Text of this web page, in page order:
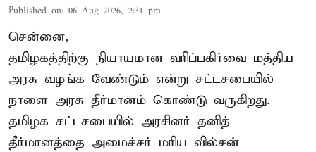
Published on: 06 Aug 2026, 2:31 pm
சென்னை,
தமிழகத்திற்கு நியாயமான வரிப்பகிர்வை மத்திய
அரசு வழங்க வேண்டும் என்று சட்டசபையில்
நாளை அரசு தீர்மானம் கொண்டு வருகிறது.
தமிழக சட்டசபையில் அரசினர் தனித்
தீர்மானத்தை அமைச்சர் மரிய வில்சன்